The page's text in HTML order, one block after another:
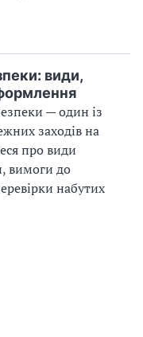
види,
— один із
заходів на
про види
вимоги до
набутих